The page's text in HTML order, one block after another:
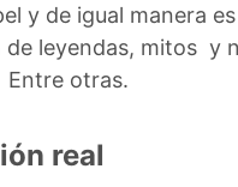
y de igual manera
de leyendas, mitos y
Entre otras.
real